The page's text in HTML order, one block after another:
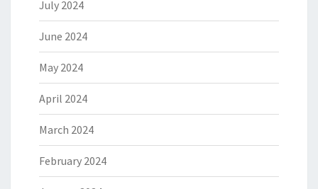
July 2024
June 2024
May 2024
April 2024
March 2024
February 2024